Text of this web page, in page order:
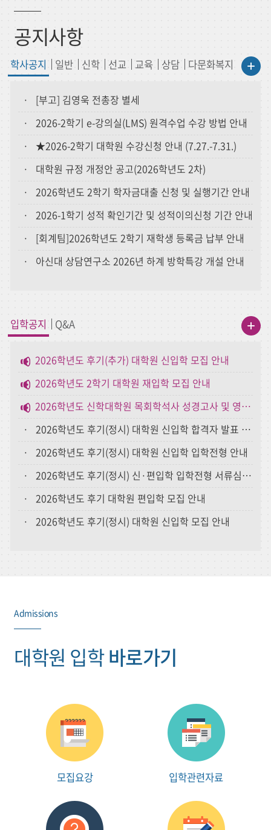
공지사항
학사공지
· [부고] 김영욱 전총장 별세
· 2026-2학기 e-강의실(LMS) 원격수업 수강 방법 안내
· ★2026-2학기 대학원 수강신청 안내 (7.27.-7.31.)
· 대학원 규정 개정안 공고(2026학년도 2차)
· 2026학년도 2학기 학자금대출 신청 및 실행기간 안내
· 2026-1학기 성적 확인기간 및 성적이의신청 기간 안내
· [회계팀]2026학년도 2학기 재학생 등록금 납부 안내
· 아신대 상담연구소 2026년 하계 방학특강 개설 안내
일반 신학 선교 교육 상담 다문화복지
입학공지
2026학년도 후기(추가) 대학원 신입학 모집 안내
2026학년도 2학기 대학원 재입학 모집 안내
2026학년도 신학대학원 목회학석사 성경고사 및 영어시험 안내
· 2026학년도 후기(정시) 대학원 신입학 합격자 발표 안내
· 2026학년도 후기(정시) 대학원 신입학 입학전형 안내
· 2026학년도 후기(정시) 신·편입학 입학전형 서류심사 결과 안내
· 2026학년도 후기 대학원 편입학 모집 안내
· 2026학년도 후기(정시) 대학원 신입학 모집 안내
Q&A
Admissions
대학원 입학바로가기
모집요강 입학관련자료